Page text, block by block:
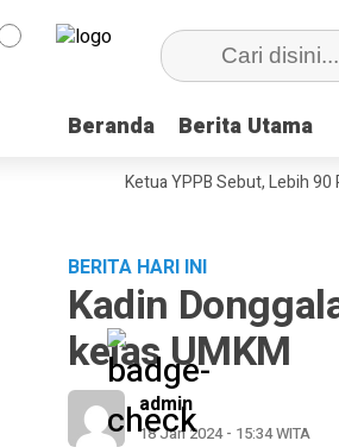
Beranda Berita Utama
Beranda Berita Utama
Ketua YPPB Sebut, Lebih 90
BERITA HARI INI
Kadin
kelas UMKM
admin
18 Jan 2024 - 15:34 WITA